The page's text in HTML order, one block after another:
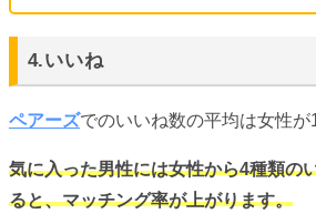
4.いいね
ペアーズでのいいね数の平均は女性が
気に入った男性には女性から4種類の
ると、マッチング率が上がります。